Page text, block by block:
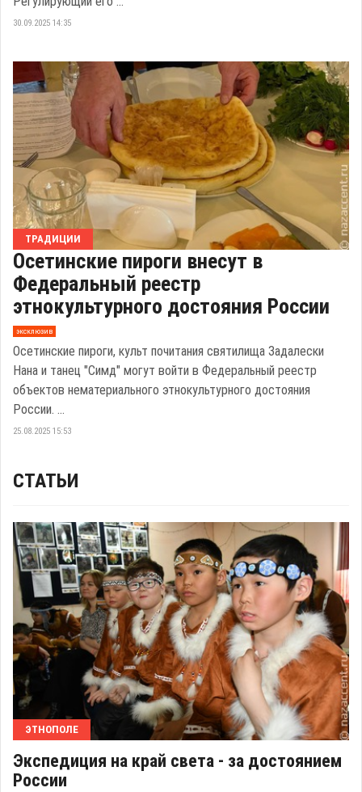
30.09.2025 14:35
ТРАДИЦИИ
Осетинские пироги внесут в
Федеральный реестр
этнокультурного достояния России
эксклюзив
Осетинские пироги, культ почитания святилища Задалески
Нана и танец "Симд" могут войти в Федеральный реестр
объектов нематериального этнокультурного достояния
России. ...
25.08.2025 15:53
СТАТЬИ
ЭТНОПОЛЕ
Экспедиция на край света - за достоянием
России